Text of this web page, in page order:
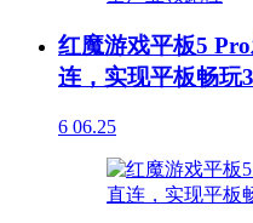
红魔游戏平板5
连，实现平板畅玩
6 06.25